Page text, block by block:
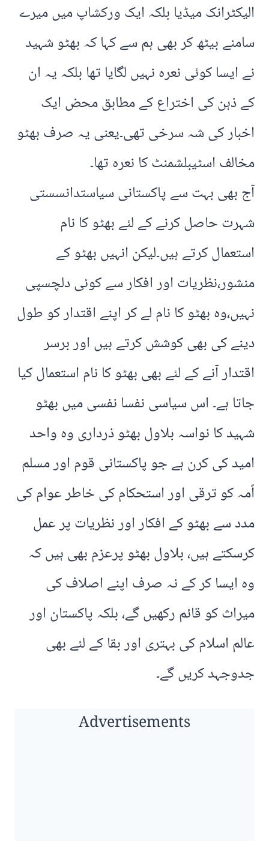
الیکٹرانک میڈیا بلکہ ایک ورکشاپ میں میرے
سامنے بیٹھ کر بھی ہم سے کہا کہ بھٹو شہید
نے ایسا کوئی نعرہ نہیں لگایا تھا بلکہ یہ ان
کے ذہن کی اختراع کے مطابق محض ایک
اخبار کی شہ سرخی تھی۔یعنی یہ صرف بھٹو
مخالف اسٹیبلشمنٹ کا نعرہ تھا۔
آج بھی بہت سے پاکستانی سیاستدانسستی
شہرت حاصل کرنے کے لئے بھٹو کا نام
استعمال کرتے ہیں۔لیکن انہیں بھٹو کے
منشور،نظریات اور افکار سے کوئی دلچسپی
نہیں،وہ بھٹو کا نام لے کر اپنے اقتدار کو طول
دینے کی بھی کوشش کرتے ہیں اور برسر
اقتدار آنے کے لئے بھی بھٹو کا نام استعمال کیا
جاتا ہے۔ اس سیاسی نفسا نفسی میں بھٹو
شہید کا نواسہ بلاول بھٹو ذرداری وہ واحد
امید کی کرن ہے جو پاکستانی قوم اور مسلم
اًمہ کو ترقی اور استحکام کی خاطر عوام کی
مدد سے بھٹو کے افکار اور نظریات پر عمل
کرسکتے ہیں، بلاول بھٹو پرعزم بھی ہیں کہ
وہ ایسا کر کے نہ صرف اپنے اصلاف کی
میراث کو قائم رکھیں گے، بلکہ پاکستان اور
عالم اسلام کی بہتری اور بقا کے لئے بھی
جدوجہد کریں گے۔
Advertisements